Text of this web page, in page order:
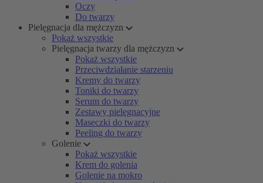
Oczy
Do twarzy
Pielęgnacja dla mężczyzn
Pokaż wszystkie
Pielęgnacja twarzy dla mężczyzn
Pokaż wszystkie
Przeciwdziałanie starzeniu
Kremy do twarzy
Toniki do twarzy
Serum do twarzy
Zestawy pielęgnacyjne
Maseczki do twarzy
Peeling do twarzy
Golenie
Pokaż wszystkie
Krem do golenia
Golenie na mokro